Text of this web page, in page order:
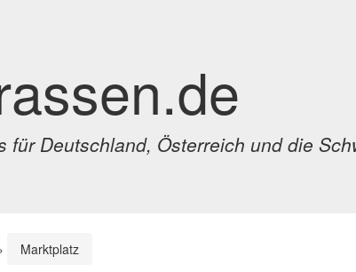
für Deutschland, Österreich und die
› Marktplatz